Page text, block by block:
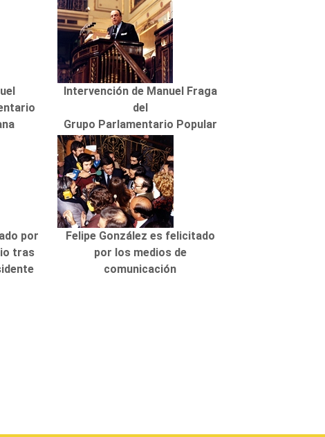
Intervención de Manuel Fraga
del
Grupo Parlamentario Popular
por
tras
Felipe González es felicitado
por los medios de
comunicación